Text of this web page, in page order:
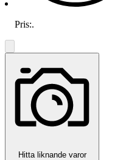
Pris:.
Hitta liknande varor